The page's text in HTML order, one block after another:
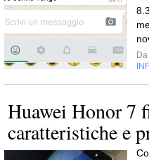
Da
Huawei Honor 7
caratteristiche e